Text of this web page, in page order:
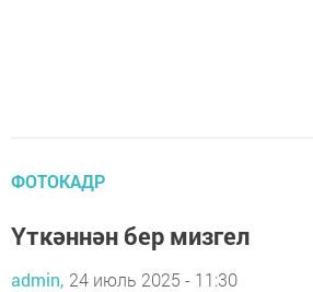
ФОТОКАДР
Үткәннән бер мизгел
admin, 24 июль 2025 - 11:30